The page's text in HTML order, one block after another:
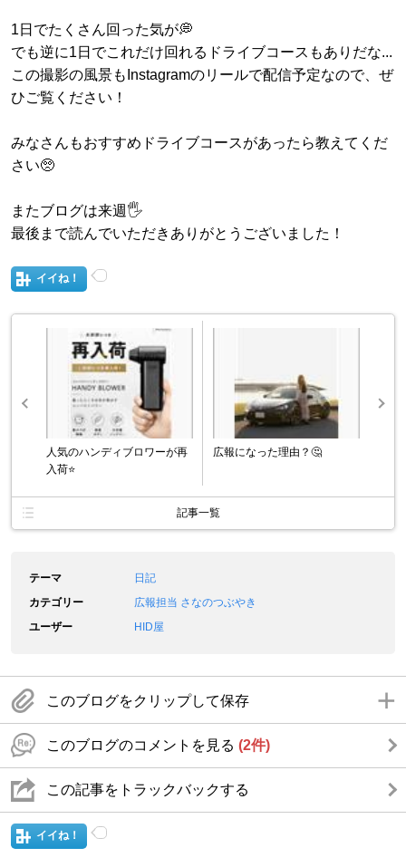
1日でたくさん回った気が💭
でも逆に1日でこれだけ回れるドライブコースもありだな...
この撮影の風景もInstagramのリールで配信予定なので、ぜ
ひご覧ください！
みなさんもおすすめドライブコースがあったら教えてくだ
さい🥺
またブログは来週🖐️
最後まで読んでいただきありがとうございました！
イイね！
人気のハンディブロワーが再
入荷⭐️
広報になった理由？🤔
記事一覧
テーマ
日記
カテゴリー
広報担当 さなのつぶやき
ユーザー
HID屋
このブログをクリップして保存
このブログのコメントを見る (2件)
この記事をトラックバックする
イイね！